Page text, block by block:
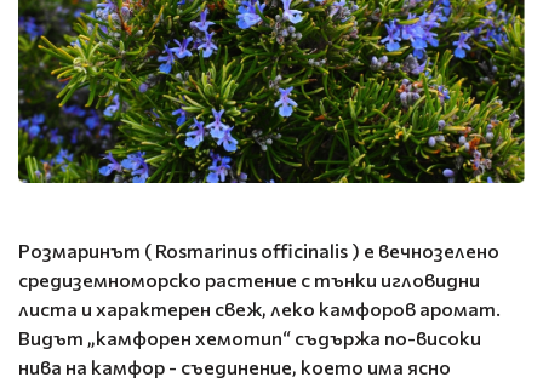
Розмаринът ( Rosmarinus officinalis ) е вечнозелено
средиземноморско растение с тънки игловидни
листа и характерен свеж, леко камфоров аромат.
Видът „камфорен хемотип“ съдържа по-високи
нива на камфор - съединение, което има ясно